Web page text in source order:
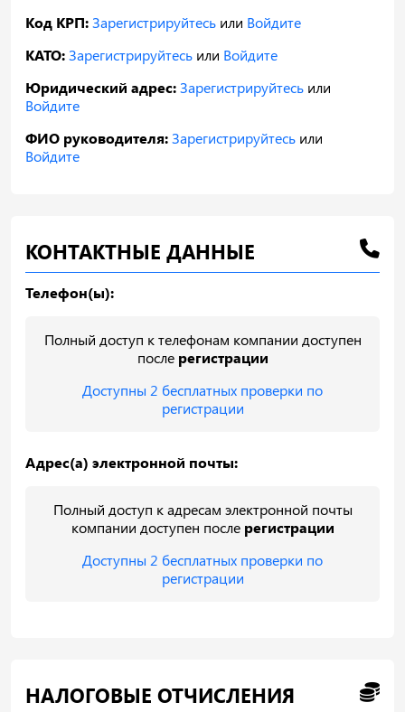
Код КРП:Зарегистрируйтесь или Войдите
КАТО:Зарегистрируйтесь или Войдите
Юридический адрес:Зарегистрируйтесь или
Войдите
ФИО руководителя:Зарегистрируйтесь или
Войдите
КОНТАКТНЫЕ ДАННЫЕ
Телефон(ы):
Полный доступ к телефонам компании доступен
после регистрации
Доступны 2 бесплатных проверки по
регистрации
Адрес(а) электронной почты:
Полный доступ к адресам электронной почты
компании доступен после регистрации
Доступны 2 бесплатных проверки по
регистрации
НАЛОГОВЫЕ ОТЧИСЛЕНИЯ